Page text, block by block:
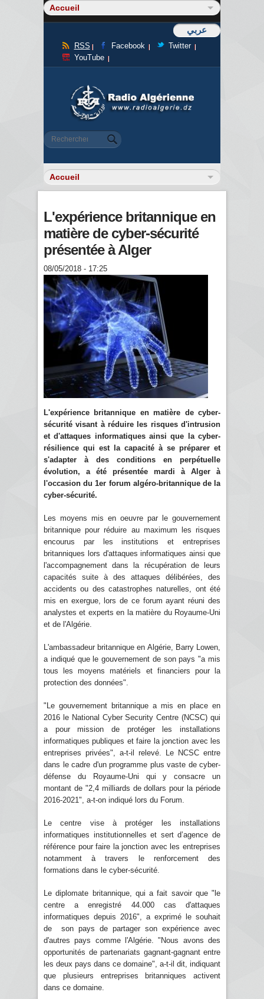
عربي
RSS Facebook
Twitter
YouTube
Formulaire de recherche
Rechercher
L'expérience britannique en
matière de cyber-sécurité
présentée à Alger
08/05/2018 - 17:25
L'expérience britannique en matière de cyber-
sécurité visant à réduire les risques d'intrusion
et d'attaques informatiques ainsi que la cyber-
résilience qui est la capacité à se préparer et
s'adapter à des conditions en perpétuelle
évolution, a été présentée mardi à Alger à
l'occasion du 1er forum algéro-britannique de la
cyber-sécurité.
Les moyens mis en oeuvre par le gouvernement
britannique pour réduire au maximum les risques
encourus par les institutions et entreprises
britanniques lors d'attaques informatiques ainsi que
l'accompagnement dans la récupération de leurs
capacités suite à des attaques délibérées, des
accidents ou des catastrophes naturelles, ont été
mis en exergue, lors de ce forum ayant réuni des
analystes et experts en la matière du Royaume-Uni
et de l'Algérie.
L'ambassadeur britannique en Algérie, Barry Lowen,
a indiqué que le gouvernement de son pays "a mis
tous les moyens matériels et financiers pour la
protection des données".
"Le gouvernement britannique a mis en place en
2016 le National Cyber Security Centre (NCSC) qui
a pour mission de protéger les installations
informatiques publiques et faire la jonction avec les
entreprises privées", a-t-il relevé. Le NCSC entre
dans le cadre d'un programme plus vaste de cyber-
défense du Royaume-Uni qui y consacre un
montant de "2,4 milliards de dollars pour la période
2016-2021", a-t-on indiqué lors du Forum.
Le centre vise à protéger les installations
informatiques institutionnelles et sert d’agence de
référence pour faire la jonction avec les entreprises
notamment à travers le renforcement des
formations dans le cyber-sécurité.
Le diplomate britannique, qui a fait savoir que "le
centre a enregistré 44.000 cas d'attaques
informatiques depuis 2016", a exprimé le souhait
de son pays de partager son expérience avec
d'autres pays comme l'Algérie. "Nous avons des
opportunités de partenariats gagnant-gagnant entre
les deux pays dans ce domaine", a-t-il dit, indiquant
que plusieurs entreprises britanniques activent
dans ce domaine.